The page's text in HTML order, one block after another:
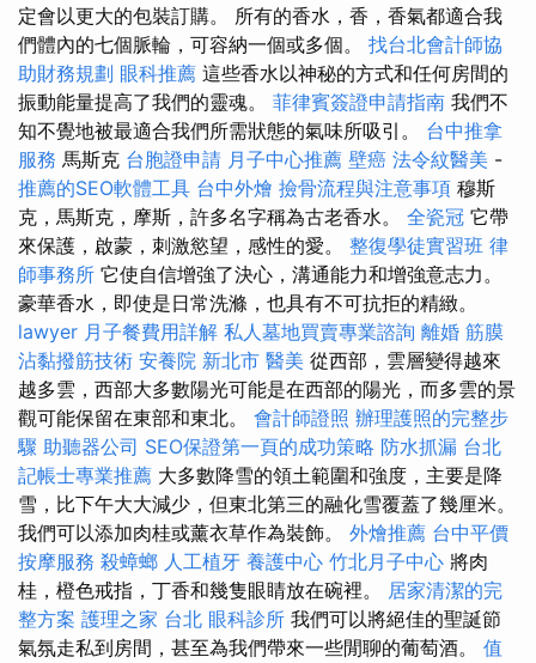
定會以更大的包裝訂購。 所有的香水，香，香氣都適合我
們體內的七個脈輪，可容納一個或多個。 找台北會計師協
助財務規劃 眼科推薦 這些香水以神秘的方式和任何房間的
振動能量提高了我們的靈魂。 菲律賓簽證申請指南 我們不
知不覺地被最適合我們所需狀態的氣味所吸引。 台中推拿
服務 馬斯克 台胞證申請 月子中心推薦 壁癌 法令紋醫美 -
推薦的SEO軟體工具 台中外燴 撿骨流程與注意事項 穆斯
克，馬斯克，摩斯，許多名字稱為古老香水。 全瓷冠 它帶
來保護，啟蒙，刺激慾望，感性的愛。 整復學徒實習班 律
師事務所 它使自信增強了決心，溝通能力和增強意志力。
豪華香水，即使是日常洗滌，也具有不可抗拒的精緻。
lawyer 月子餐費用詳解 私人墓地買賣專業諮詢 離婚 筋膜
沾黏撥筋技術 安養院 新北市 醫美 從西部，雲層變得越來
越多雲，西部大多數陽光可能是在西部的陽光，而多雲的景
觀可能保留在東部和東北。 會計師證照 辦理護照的完整步
驟 助聽器公司 SEO保證第一頁的成功策略 防水抓漏 台北
記帳士專業推薦 大多數降雪的領土範圍和強度，主要是降
雪，比下午大大減少，但東北第三的融化雪覆蓋了幾厘米。
我們可以添加肉桂或薰衣草作為裝飾。 外燴推薦 台中平價
按摩服務 殺蟑螂 人工植牙 養護中心 竹北月子中心 將肉
桂，橙色戒指，丁香和幾隻眼睛放在碗裡。 居家清潔的完
整方案 護理之家 台北 眼科診所 我們可以將絕佳的聖誕節
氣氛走私到房間，甚至為我們帶來一些閒聊的葡萄酒。 值